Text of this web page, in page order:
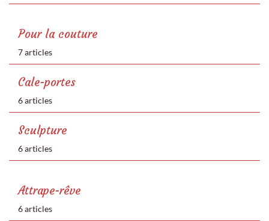
Pour la couture
7 articles
Cale-portes
6 articles
Sculpture
6 articles
Attrape-rêve
6 articles